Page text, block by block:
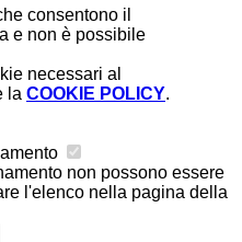
consentono il
e non è possibile
necessari al
la COOKIE POLICY.
non possono essere
l'elenco nella pagina della